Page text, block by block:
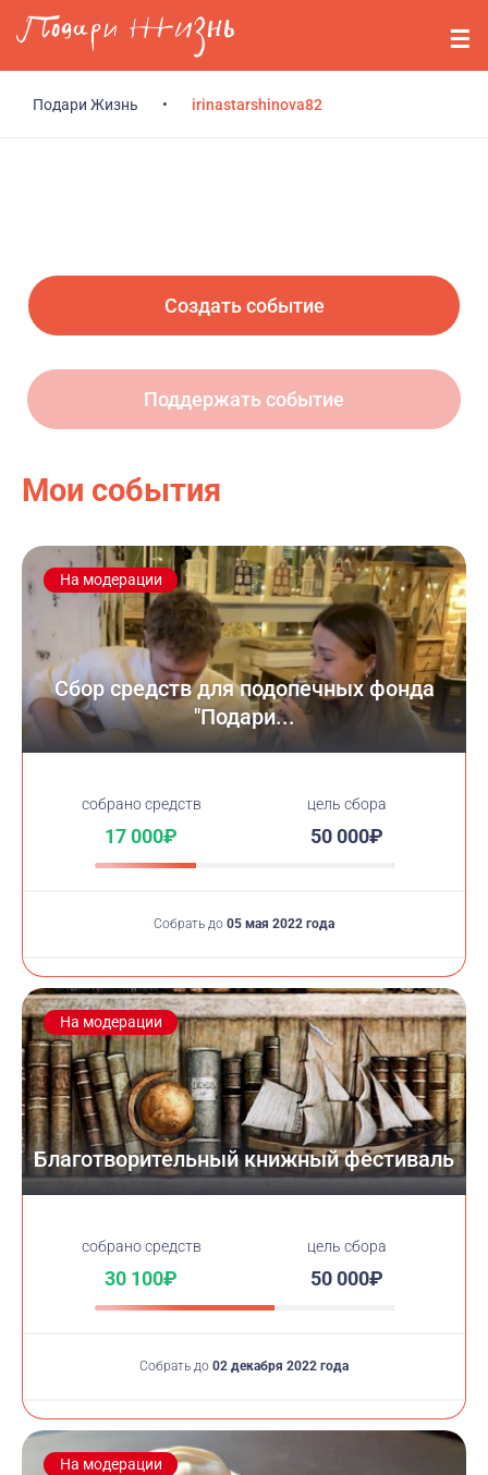
Перейти к основному содержанию
События
Войти
Подари Жизнь • irinastarshinova82
Создать событие
Поддержать событие
Мои события
На модерации
Сбор средств для подопечных фонда
"Подари...
cобрано средств
17 000₽
цель сбора
50 000₽
Собрать до 05 мая 2022 года
На модерации
Благотворительный книжный фестиваль
cобрано средств
30 100₽
цель сбора
50 000₽
Собрать до 02 декабря 2022 года
На модерации